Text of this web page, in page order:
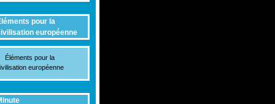
pour la
européenne
Éléments pour la
européenne